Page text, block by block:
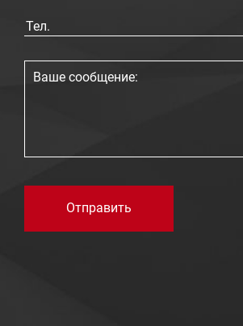
Отправить